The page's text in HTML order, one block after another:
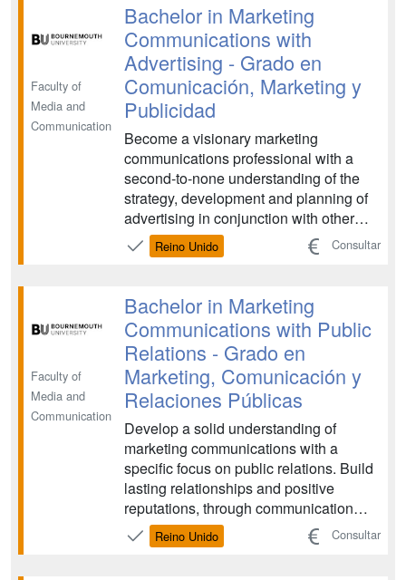
Faculty of
Media and
Communication
Bachelor in Marketing
Communications with
Advertising - Grado en
Comunicación, Marketing y
Publicidad
Become a visionary marketing
communications professional with a
second-to-none understanding of the
strategy, development and planning of
advertising in conjunction with other
Reino Unido Consultar
Faculty of
Media and
Communication
Bachelor in Marketing
Communications with Public
Relations - Grado en
Marketing, Comunicación y
Relaciones Públicas
Develop a solid understanding of
marketing communications with a
specific focus on public relations. Build
lasting relationships and positive
reputations, through communication
with an organisation´s stakeholder
groups, achieving mutually beneficial
Reino Unido Consultar